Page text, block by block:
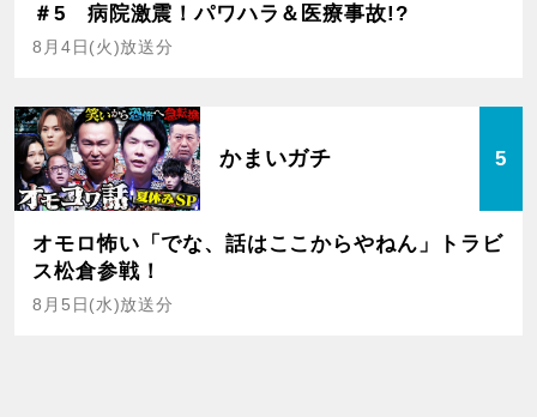
＃5 病院激震！パワハラ＆医療事故!?
8月4日(火)放送分
かまいガチ 5
オモロ怖い「でな、話はここからやねん」トラビ
ス松倉参戦！
8月5日(水)放送分